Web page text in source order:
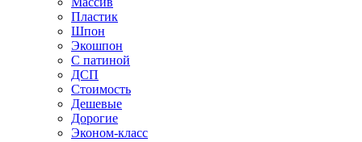
Пластик
Шпон
Экошпон
С патиной
ДСП
Стоимость
Дешевые
Дорогие
Эконом-класс